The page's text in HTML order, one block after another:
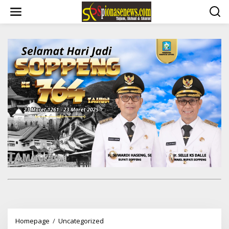
konten
Homepage / Uncategorized